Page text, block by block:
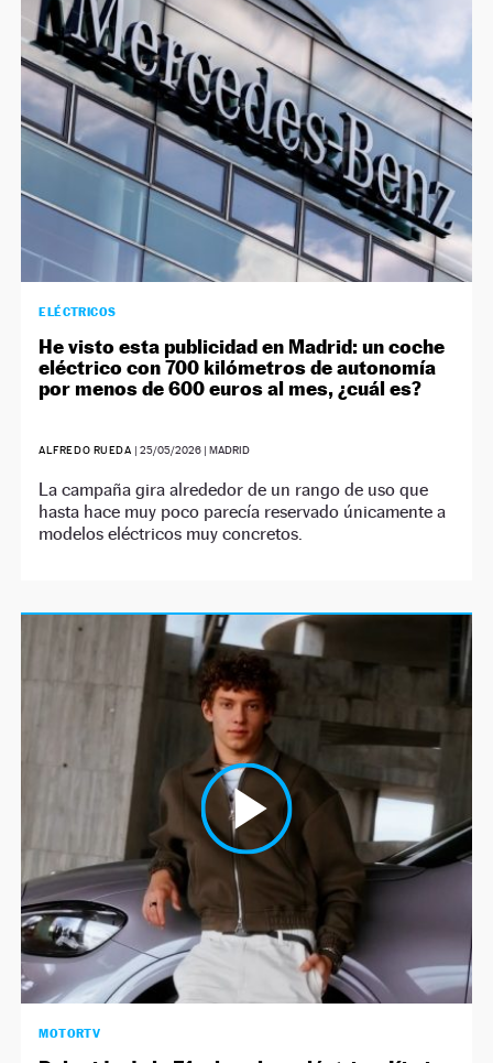
NEWSLETTER
SÍGUENOS
ELÉCTRICOS
He visto esta publicidad en Madrid: un coche
eléctrico con 700 kilómetros de autonomía
por menos de 600 euros al mes, ¿cuál es?
ALFREDO RUEDA | 25/05/2026| MADRID
La campaña gira alrededor de un rango de uso que
hasta hace muy poco parecía reservado únicamente a
modelos eléctricos muy concretos.
MOTORTV